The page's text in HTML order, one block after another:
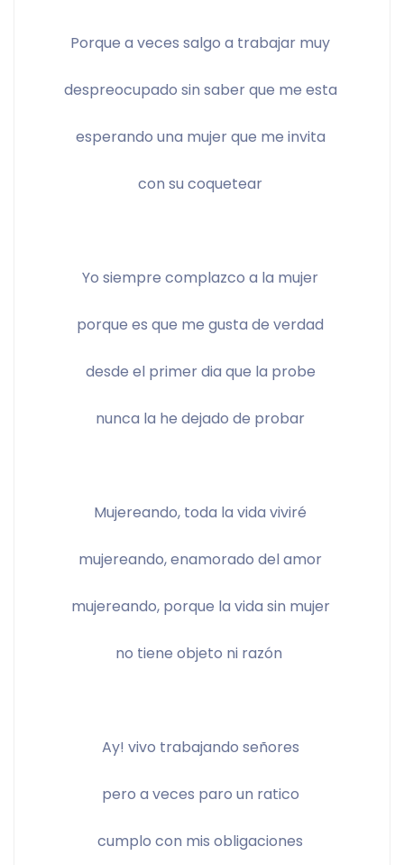
Porque a veces salgo a trabajar muy
despreocupado sin saber que me esta
esperando una mujer que me invita
con su coquetear
Yo siempre complazco a la mujer
porque es que me gusta de verdad
desde el primer dia que la probe
nunca la he dejado de probar
Mujereando, toda la vida viviré
mujereando, enamorado del amor
mujereando, porque la vida sin mujer
no tiene objeto ni razón
Ay! vivo trabajando señores
pero a veces paro un ratico
cumplo con mis obligaciones